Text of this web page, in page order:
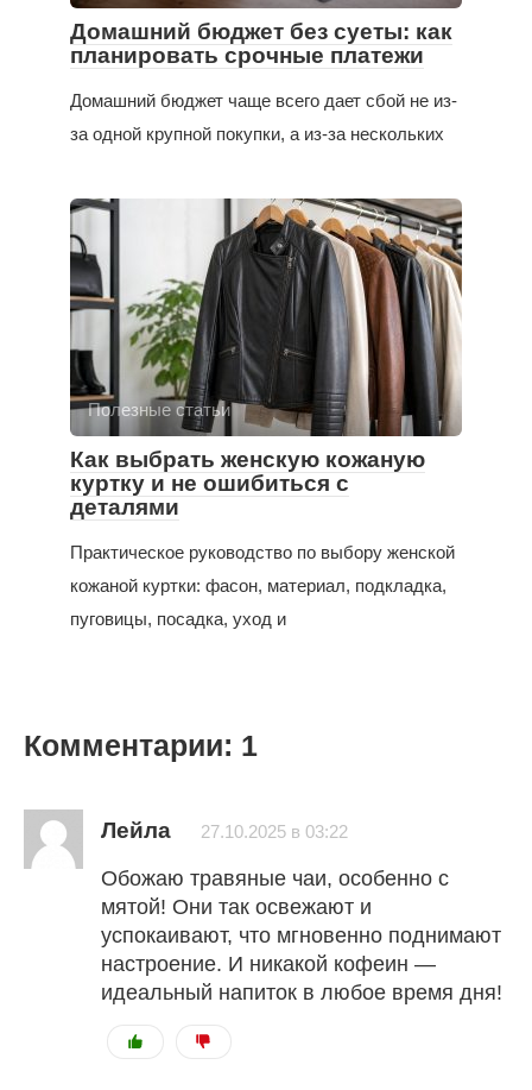
Домашний бюджет без суеты: как
планировать срочные платежи
Домашний бюджет чаще всего дает сбой не из-
за одной крупной покупки, а из-за нескольких
Полезные статьи
Как выбрать женскую кожаную
куртку и не ошибиться с
деталями
Практическое руководство по выбору женской
кожаной куртки: фасон, материал, подкладка,
пуговицы, посадка, уход и
Комментарии: 1
Лейла 27.10.2025 в 03:22
Обожаю травяные чаи, особенно с
мятой! Они так освежают и
успокаивают, что мгновенно поднимают
настроение. И никакой кофеин —
идеальный напиток в любое время дня!